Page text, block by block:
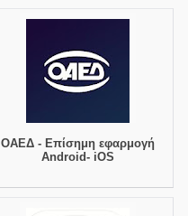
ΟΑΕΔ - Επίσημη εφαρμογή
Android- iOS